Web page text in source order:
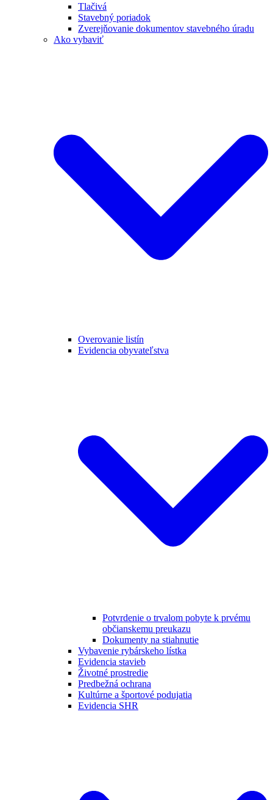
Tlačivá
Stavebný poriadok
Zverejňovanie dokumentov stavebného úradu
Ako vybaviť
Overovanie listín
Evidencia obyvateľstva
Potvrdenie o trvalom pobyte k prvému
občianskemu preukazu
Dokumenty na stiahnutie
Vybavenie rybárskeho lístka
Evidencia stavieb
Životné prostredie
Predbežná ochrana
Kultúrne a športové podujatia
Evidencia SHR